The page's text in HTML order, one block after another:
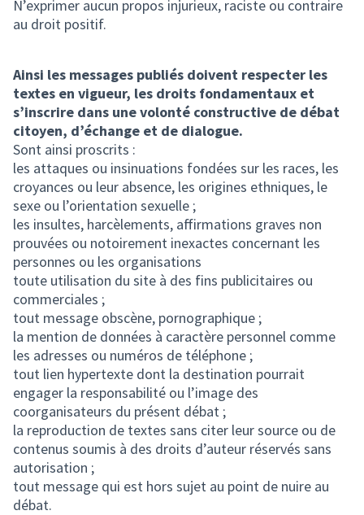
N’exprimer aucun propos injurieux, raciste ou contraire
au droit positif.
Ainsi les messages publiés doivent respecter les
textes en vigueur, les droits fondamentaux et
s’inscrire dans une volonté constructive de débat
citoyen, d’échange et de dialogue.
Sont ainsi proscrits :
les attaques ou insinuations fondées sur les races, les
croyances ou leur absence, les origines ethniques, le
sexe ou l’orientation sexuelle ;
les insultes, harcèlements, affirmations graves non
prouvées ou notoirement inexactes concernant les
personnes ou les organisations
toute utilisation du site à des fins publicitaires ou
commerciales ;
tout message obscène, pornographique ;
la mention de données à caractère personnel comme
les adresses ou numéros de téléphone ;
tout lien hypertexte dont la destination pourrait
engager la responsabilité ou l’image des
coorganisateurs du présent débat ;
la reproduction de textes sans citer leur source ou de
contenus soumis à des droits d’auteur réservés sans
autorisation ;
tout message qui est hors sujet au point de nuire au
débat.